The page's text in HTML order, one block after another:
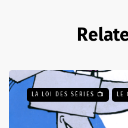
LA LOI DES SÉRIES 📺 LE